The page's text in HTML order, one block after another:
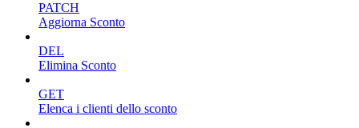
PATCH
Aggiorna Sconto
DEL
Elimina Sconto
GET
Elenca i clienti dello sconto